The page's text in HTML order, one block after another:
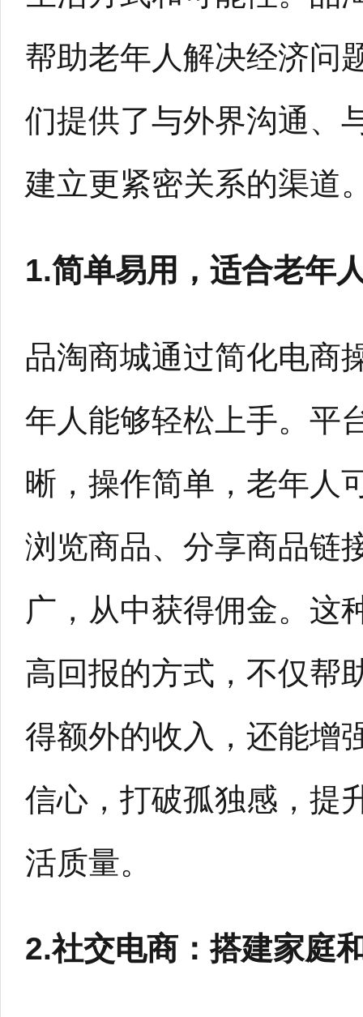
帮助老年人解决经济问
们提供了与外界沟通、
建立更紧密关系的渠道
1.简单易用，适合老年
品淘商城通过简化电商
年人能够轻松上手。平
晰，操作简单，老年人
浏览商品、分享商品链
广，从中获得佣金。这
高回报的方式，不仅帮
得额外的收入，还能增
信心，打破孤独感，提
活质量。
2.社交电商：搭建家庭